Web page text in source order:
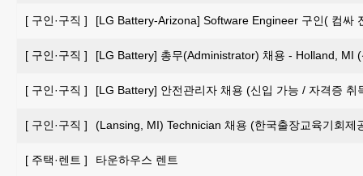
[ 구인·구직 ] [LG Battery-Arizona] Software Engineer 구인( 컴싸
[ 구인·구직 ] [LG Battery] 총무(Administrator) 채용 - Holland, MI
[ 구인·구직 ] [LG Battery] 안전관리자 채용 (신입 가능 / 자격증 취
[ 구인·구직 ] (Lansing, MI) Technician 채용 (한국출장교육기회제
[ 주택·렌트 ] 타운하우스 렌트